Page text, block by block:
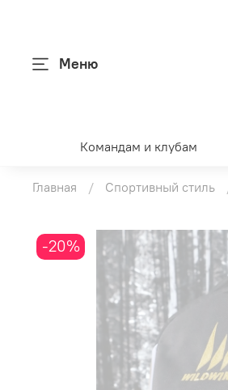
Меню
Командам и клубам
Главная Спортивный стиль
-20%